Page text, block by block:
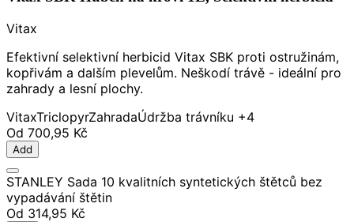
Vitax
Efektivní selektivní herbicid Vitax SBK proti ostružinám,
kopřivám a dalším plevelům. Neškodí trávě - ideální pro
zahrady a lesní plochy.
VitaxTriclopyrZahradaÚdržba trávníku +4
Od 700,95 Kč
Add
STANLEY Sada 10 kvalitních syntetických štětců bez
vypadávání štětin
Od 314,95 Kč